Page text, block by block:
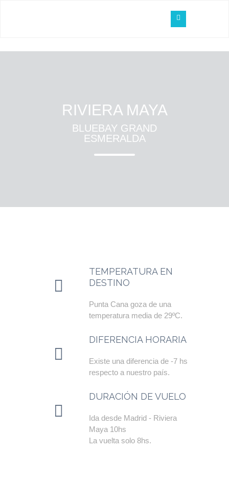
RIVIERA MAYA
BLUEBAY GRAND
ESMERALDA
TEMPERATURA EN
DESTINO
Punta Cana goza de una
temperatura media de 29ºC.
DIFERENCIA HORARIA
Existe una diferencia de -7 hs
respecto a nuestro país.
DURACIÓN DE VUELO
Ida desde Madrid - Riviera
Maya 10hs
La vuelta solo 8hs.